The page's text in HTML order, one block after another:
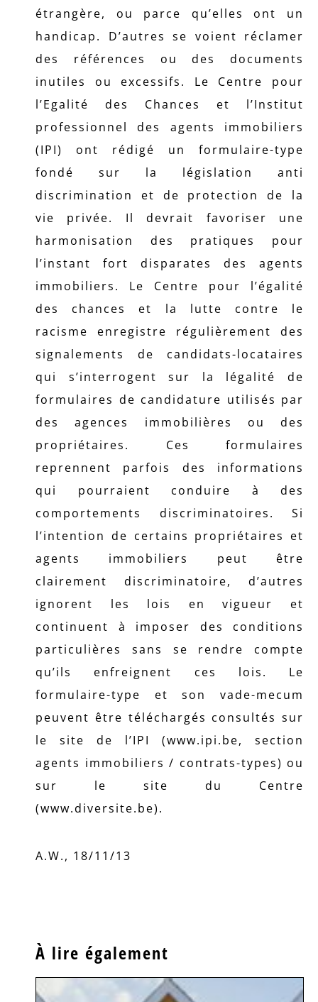
étrangère, ou parce qu’elles ont un
handicap. D’autres se voient réclamer
des références ou des documents
inutiles ou excessifs. Le Centre pour
l’Egalité des Chances et l’Institut
professionnel des agents immobiliers
(IPI) ont rédigé un formulaire-type
fondé sur la législation anti
discrimination et de protection de la
vie privée. Il devrait favoriser une
harmonisation des pratiques pour
l’instant fort disparates des agents
immobiliers. Le Centre pour l’égalité
des chances et la lutte contre le
racisme enregistre régulièrement des
signalements de candidats-locataires
qui s’interrogent sur la légalité de
formulaires de candidature utilisés par
des agences immobilières ou des
propriétaires. Ces formulaires
reprennent parfois des informations
qui pourraient conduire à des
comportements discriminatoires. Si
l’intention de certains propriétaires et
agents immobiliers peut être
clairement discriminatoire, d’autres
ignorent les lois en vigueur et
continuent à imposer des conditions
particulières sans se rendre compte
qu’ils enfreignent ces lois. Le
formulaire-type et son vade-mecum
peuvent être téléchargés consultés sur
le site de l’IPI (www.ipi.be, section
agents immobiliers / contrats-types) ou
sur le site du Centre
(www.diversite.be).
A.W., 18/11/13
À lire également